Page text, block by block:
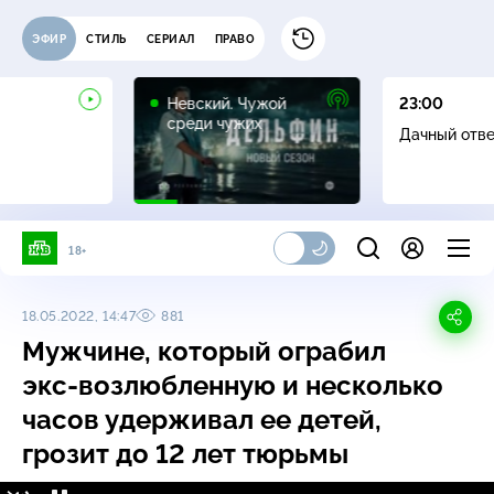
ЭФИР СТИЛЬ СЕРИАЛ ПРАВО
Невский. Чужой
среди чужих
16+
23:00
Дачный
18+
18.05.2022, 14:47 881
Мужчине, который ограбил
экс-возлюбленную и несколько
часов удерживал ее детей,
грозит до 12 лет тюрьмы